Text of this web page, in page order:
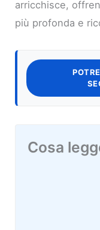
arricchisce,
più profonda e
Cosa